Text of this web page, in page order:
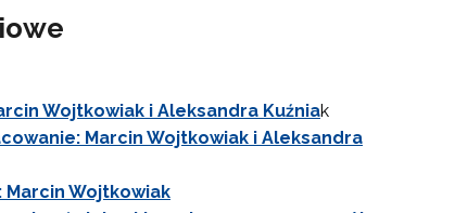
Wojtkowiak i Aleksandra Kuźniak
Marcin Wojtkowiak i Aleksandra
Wojtkowiak